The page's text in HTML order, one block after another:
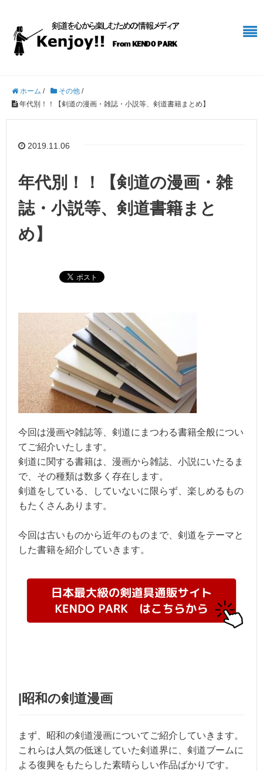
ホーム / その他 /
年代別！！【剣道の漫画・雑誌・小説等、剣道書籍まとめ】
2019.11.06
年代別！！【剣道の漫画・雑
誌・小説等、剣道書籍まと
め】
今回は漫画や雑誌等、剣道にまつわる書籍全般につい
てご紹介いたします。
剣道に関する書籍は、漫画から雑誌、小説にいたるま
で、その種類は数多く存在します。
剣道をしている、していないに限らず、楽しめるもの
もたくさんあります。
今回は古いものから近年のものまで、剣道をテーマと
した書籍を紹介していきます。
|昭和の剣道漫画
まず、昭和の剣道漫画についてご紹介していきます。
これらは人気の低迷していた剣道界に、剣道ブームに
よる復興をもたらした素晴らしい作品ばかりです。